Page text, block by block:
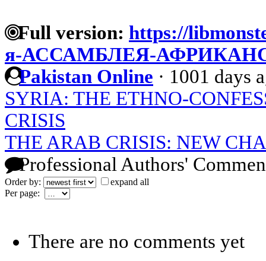
Full version: https://
я-АССАМБЛЕЯ-
Pakistan Online · 1001 days
SYRIA: THE ETHNO-
CRISIS
THE ARAB CRISIS: NEW
Professional Authors'
Order by:
expand all
Per page:
There are no comments yet